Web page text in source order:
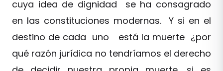
cuya idea de dignidad se ha consagrado
en las constituciones modernas. Y si en el
destino de cada uno está la muerte ¿por
qué razón jurídica no tendríamos el derecho